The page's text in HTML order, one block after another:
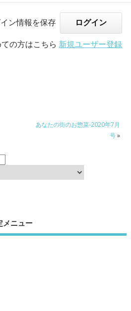
イン情報を保存
の方はこちら 新規ユーザー登録
あなたの街のお惣菜-2020年7月
号»
ニュー